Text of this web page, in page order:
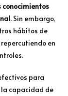
conocimientos
. Sin embargo,
hábitos de
en
para
capacidad de